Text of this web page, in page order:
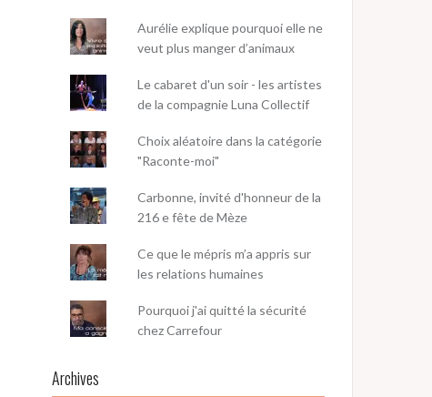
Aurélie explique pourquoi elle ne
veut plus manger d’animaux
Le cabaret d'un soir - les artistes
de la compagnie Luna Collectif
Choix aléatoire dans la catégorie
"Raconte-moi"
Carbonne, invité d'honneur de la
216 e fête de Mèze
Ce que le mépris m’a appris sur
les relations humaines
Pourquoi j'ai quitté la sécurité
chez Carrefour
Archives